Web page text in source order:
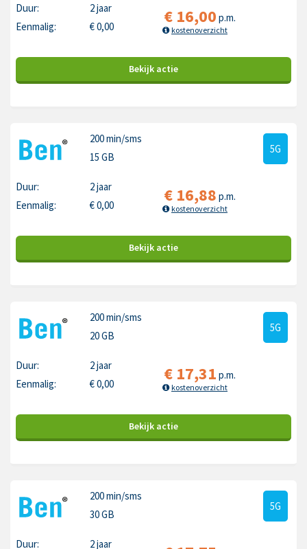
Duur:
2 jaar
Eenmalig:
€0,00 € 16,00 p.m.
kostenoverzicht
Bekijk actie
200 min/sms
15 GB
5G
Duur:
2 jaar
Eenmalig:
€0,00 € 16,88 p.m.
kostenoverzicht
Bekijk actie
200 min/sms
20 GB
5G
Duur:
2 jaar
Eenmalig:
€0,00 € 17,31 p.m.
kostenoverzicht
Bekijk actie
200 min/sms
30 GB
5G
Duur: 2 jaar